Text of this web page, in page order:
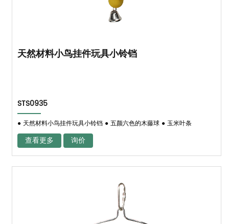
天然材料小鸟挂件玩具小铃铛
STS0935
● 天然材料小鸟挂件玩具小铃铛 ● 五颜六色的木藤球 ● 玉米叶条
查看更多 询价